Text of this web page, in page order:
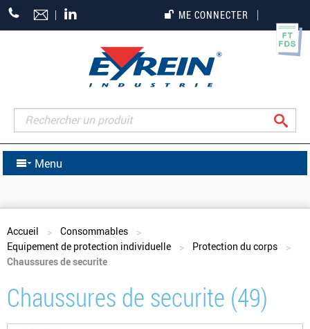
+33
(0)5
ME CONNECTER
Menu
Vous êtes ici
Accueil
Consommables
Equipement de protection individuelle
Protection du corps
Chaussures de securite
Chaussures de securite (49)